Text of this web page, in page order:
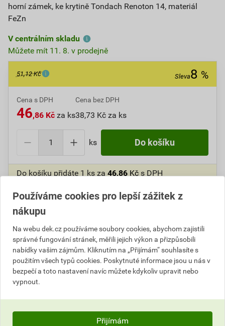
horní zámek, ke krytině Tondach Renoton 14, materiál
FeZn
V centrálním skladu
Můžete mít 11. 8. v prodejně
51,12 Kč Sleva8 %
Cena s DPH
46,86 Kč za ks
Cena bez DPH
38,73 Kč za ks
ks Do košíku
Do košíku přidáte 1 ks za 46,86 Kč s DPH
Ušetříte4,26Kčs DPH.
Informace o ceně
Používáme cookies pro lepší zážitek z
nákupu
Na webu dek.cz používáme soubory cookies, abychom zajistili
správné fungování stránek, měřili jejich výkon a přizpůsobili
nabídky vašim zájmům. Kliknutím na „Přijímám“ souhlasíte s
použitím všech typů cookies. Poskytnuté informace jsou u nás v
bezpečí a toto nastavení navíc můžete kdykoliv upravit nebo
vypnout.
Přijímám